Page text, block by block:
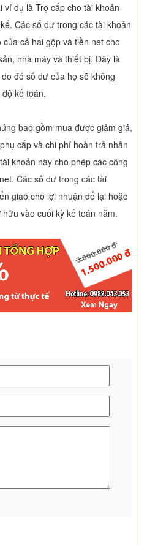
ví dụ là Trợ cấp cho tài khoản
Các số dư trong các tài khoản
cả hai gộp và tiền net cho
nhà máy và thiết bị. Đây là
đó số dư của họ sẽ không
kế toán.
bao gồm mua được giảm giá,
cấp và chi phí hoàn trả nhân
khoản này cho phép các công
Các số dư trong các tài
giao cho lợi nhuận để lại hoặc
vào cuối kỳ kế toán năm.